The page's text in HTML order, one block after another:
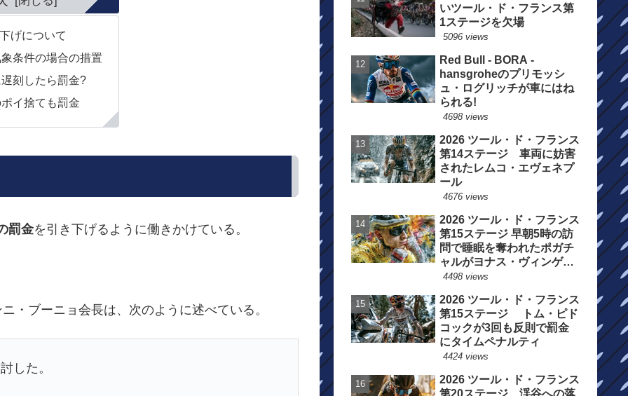
げについて
条件の場合の措置
刻したら罰金?
イ捨ても罰金
罰金を引き下げるように働きかけている。
・ブーニョ 会長は、次のように述べている。
した。
いツール・ド・フランス第
1ステージを欠場
5096 views
Red Bull - BORA -
hansgroheのプリモッシ
ュ・ログリッチが車にはね
られる!
4698 views
2026 ツール・ド・フランス
第14ステージ 車両に妨害
されたレムコ・エヴェネプ
ール
4676 views
2026 ツール・ド・フランス
第15ステージ 早朝5時の訪
問で睡眠を奪われたポガチ
ャルがヨナス・ヴィンゲゴ
ーの離脱を惜しむ
4498 views
2026 ツール・ド・フランス
第15ステージ トム・ピド
コックが3回も反則で罰金
にタイムペナルティ
4424 views
2026 ツール・ド・フランス